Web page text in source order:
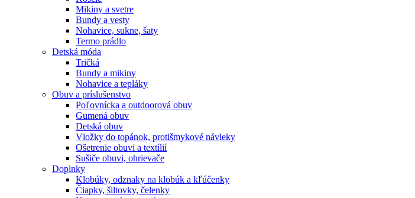
Mikiny a svetre
Bundy a vesty
Nohavice, sukne, šaty
Termo prádlo
Detská móda
Tričká
Bundy a mikiny
Nohavice a tepláky
Obuv a príslušenstvo
Poľovnícka a outdoorová obuv
Gumená obuv
Detská obuv
Vložky do topánok, protišmykové návleky
Ošetrenie obuvi a textílií
Sušiče obuvi, ohrievače
Doplnky
Klobúky, odznaky na klobúk a kľúčenky
Čiapky, šiltovky, čelenky